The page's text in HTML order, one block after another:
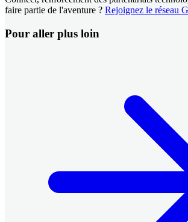
faire partie de l'aventure ? Rejoignez le réseau
Pour aller plus loin